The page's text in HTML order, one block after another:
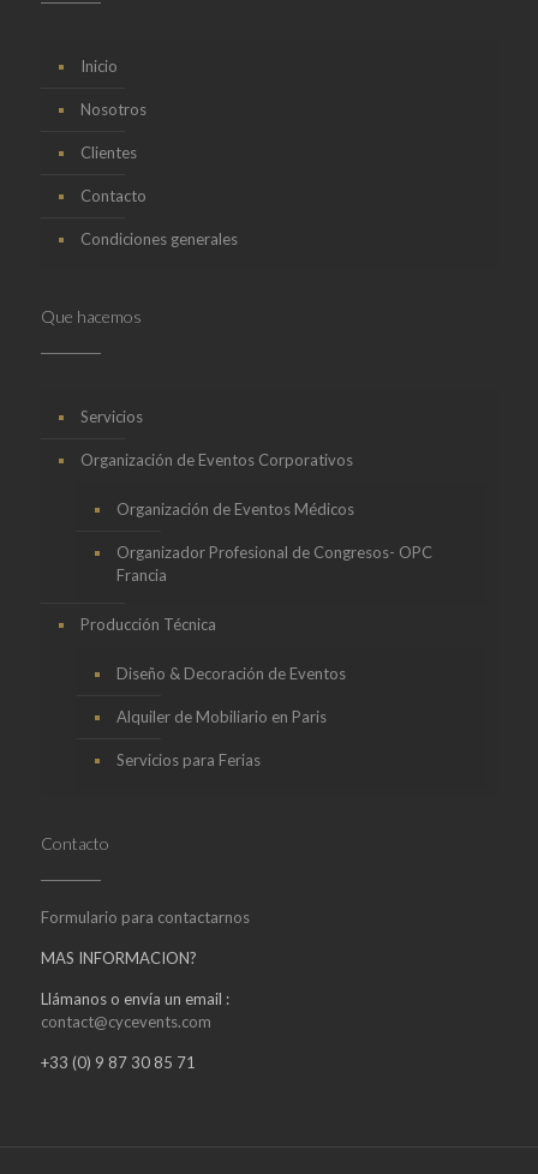
Inicio
Nosotros
Clientes
Contacto
Condiciones generales
Que hacemos
Servicios
Organización de Eventos Corporativos
Organización de Eventos Médicos
Organizador Profesional de Congresos- OPC
Francia
Producción Técnica
Diseño & Decoración de Eventos
Alquiler de Mobiliario en Paris
Servicios para Ferias
Contacto
Formulario para contactarnos
MAS INFORMACION?
Llámanos o envía un email :
contact@cycevents.com
+33 (0) 9 87 30 85 71